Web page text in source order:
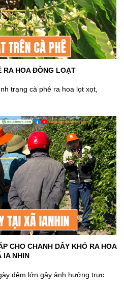
RA HOA ĐỒNG LOẠT
trạng cà phê ra hoa lọt xọt,
CHO CHANH DÂY KHÓ RA HOA
IA NHIN
đêm lớn gây ảnh hưởng trực